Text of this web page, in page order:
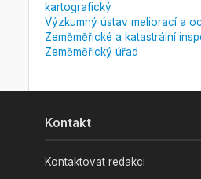
kartografický
Výzkumný ústav meliorací a
Zeměměřické a katastrální
Zeměměřický úřad
Kontakt
Kontaktovat redakci